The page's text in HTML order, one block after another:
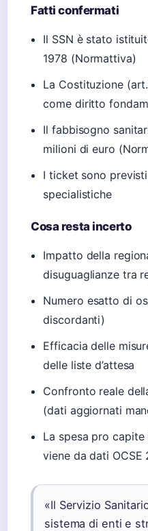
Fatti confermati
Il SSN è stato
1978 (Normattiva)
La Costituzione
come diritto
Il fabbisogno
milioni di euro
I ticket sono
specialistiche
Cosa resta incerto
Impatto della
disuguaglianze tra
Numero esatto di
discordanti)
Efficacia delle
delle liste d’attesa
Confronto reale
(dati aggiornati
La spesa pro
viene da dati OCSE
«Il Servizio
sistema di enti e